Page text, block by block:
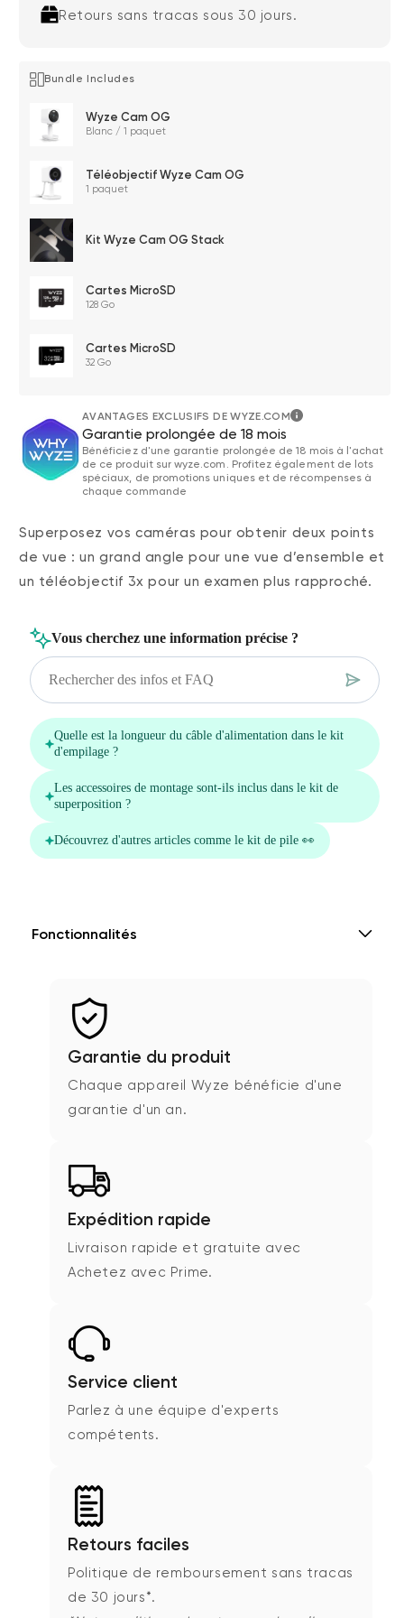
Retours sans tracas sous 30 jours.
Bundle Includes
Wyze Cam OG
Blanc / 1 paquet
Téléobjectif Wyze Cam OG
1 paquet
Kit Wyze Cam OG Stack
Cartes MicroSD
128 Go
Cartes MicroSD
32 Go
AVANTAGES EXCLUSIFS DE WYZE.COM
Garantie prolongée de 18 mois
Bénéficiez d'une garantie prolongée de 18 mois à l'achat
de ce produit sur wyze.com. Profitez également de lots
spéciaux, de promotions uniques et de récompenses à
chaque commande
Superposez vos caméras pour obtenir deux points
de vue : un grand angle pour une vue d’ensemble et
un téléobjectif 3x pour un examen plus rapproché.
Fonctionnalités
Garantie du produit
Chaque appareil Wyze bénéficie d'une
garantie d'un an.
Expédition rapide
Livraison rapide et gratuite avec
Achetez avec Prime.
Service client
Parlez à une équipe d'experts
compétents.
Retours faciles
Politique de remboursement sans tracas
de 30 jours*.